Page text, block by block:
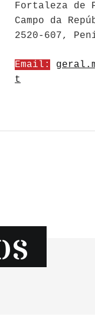
Fortaleza de
Campo da
2520-607,
Email:
t